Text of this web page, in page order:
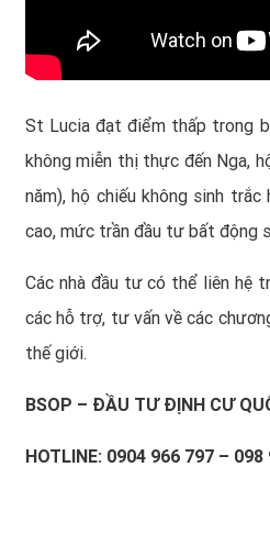
St Lucia đạt điểm thấp trong
không miễn thị thực đến Nga,
năm), hộ chiếu không sinh
cao, mức trần đầu tư bất động
Các nhà đầu tư có thể liên hệ
các hỗ trợ, tư vấn về các
thế giới.
BSOP – ĐẦU TƯ ĐỊNH CƯ
HOTLINE: 0904 966 797 – 098